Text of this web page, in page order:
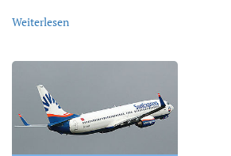
Weiterlesen